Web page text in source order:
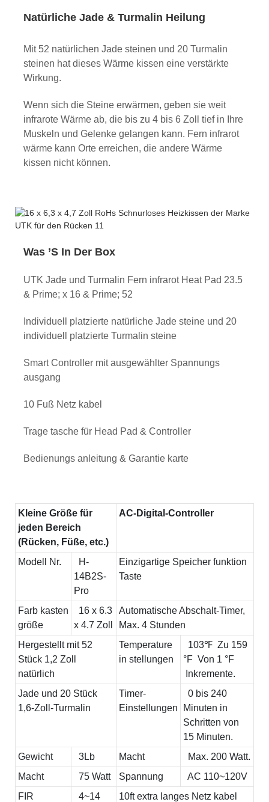
Natürliche Jade & Turmalin Heilung
Mit 52 natürlichen Jade steinen und 20 Turmalin
steinen hat dieses Wärme kissen eine verstärkte
Wirkung.
Wenn sich die Steine erwärmen, geben sie weit
infrarote Wärme ab, die bis zu 4 bis 6 Zoll tief in Ihre
Muskeln und Gelenke gelangen kann. Fern infrarot
wärme kann Orte erreichen, die andere Wärme
kissen nicht können.
Was ’S In Der Box
UTK Jade und Turmalin Fern infrarot Heat Pad 23.5
& Prime; x 16 & Prime; 52
Individuell platzierte natürliche Jade steine und 20
individuell platzierte Turmalin steine
Smart Controller mit ausgewählter Spannungs
ausgang
10 Fuß Netz kabel
Trage tasche für Head Pad & Controller
Bedienungs anleitung & Garantie karte
Kleine Größe für
jeden Bereich
(Rücken, Füße, etc.)
AC-Digital-Controller
Modell Nr.
H-
14B2S-
Pro
Einzigartige Speicher funktion
Taste
Farb kasten
größe
16 x 6.3
x 4.7 Zoll
Automatische Abschalt-Timer,
Max. 4 Stunden
Hergestellt mit 52
Stück 1,2 Zoll
natürlich
Temperature
in stellungen
103℉ Zu 159
°F Von 1 °F
Inkremente.
Jade und 20 Stück
1,6-Zoll-Turmalin
Timer-
Einstellungen
0 bis 240
Minuten in
Schritten von
15 Minuten.
Gewicht
3Lb Macht
Max. 200 Watt.
Macht
75 Watt Spannung
AC 110~120V
FIR
4~14
10ft extra langes Netz kabel